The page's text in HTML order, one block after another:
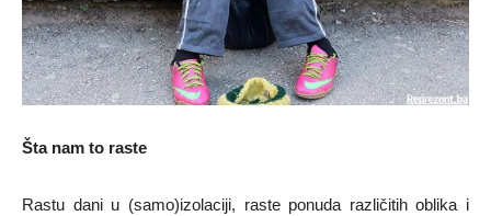
Šta nam to raste
Rastu dani u (samo)izolaciji, raste ponuda različitih oblika i